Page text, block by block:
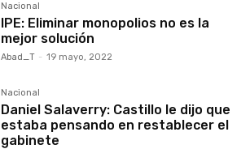
Nacional
IPE: Eliminar monopolios no es la
mejor solución
Abad_T - 19 mayo, 2022
Nacional
Daniel Salaverry: Castillo le dijo que
estaba pensando en restablecer el
gabinete